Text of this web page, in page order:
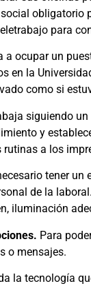
obligatorio
para
ocupar un
en la
como si
siguiendo
y
a los
tener
de la
iluminación
Para
o mensajes.
la tecnología